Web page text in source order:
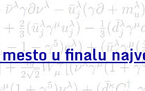
u finalu